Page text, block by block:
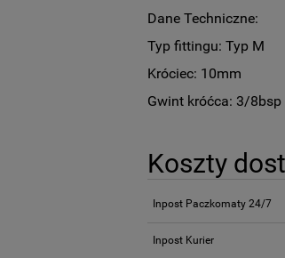
Dane Techniczne:
Typ fittingu: Typ M
Króciec: 10mm
Gwint króćca: 3/8bsp
Koszty
Inpost Paczkomaty 24/7
Inpost Kurier